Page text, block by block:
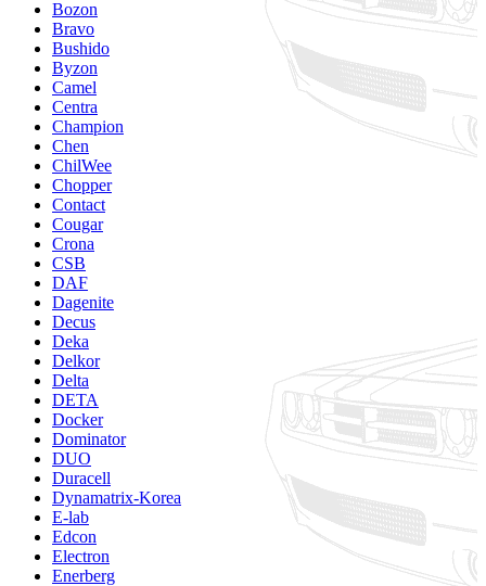
Bozon
Bravo
Bushido
Byzon
Camel
Centra
Champion
Chen
ChilWee
Chopper
Contact
Cougar
Crona
CSB
DAF
Dagenite
Decus
Deka
Delkor
Delta
DETA
Docker
Dominator
DUO
Duracell
Dynamatrix-Korea
E-lab
Edcon
Electron
Enerberg